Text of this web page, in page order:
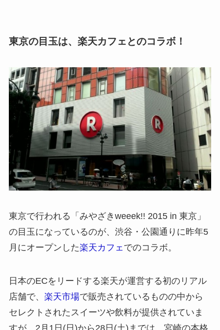
東京の目玉は、楽天カフェとのコラボ！
東京で行われる「みやざきweeek!! 2015 in 東京」
の目玉になっているのが、渋谷・公園通りに昨年5
月にオープンした楽天カフェ でのコラボ。
日本のECをリードする楽天が運営する初のリアル
店舗で、 楽天市場で販売されているものの中から
セレクトされたスイーツや飲料が提供されていま
すが、2月1日(日)から28日(土)までは、宮崎の本格